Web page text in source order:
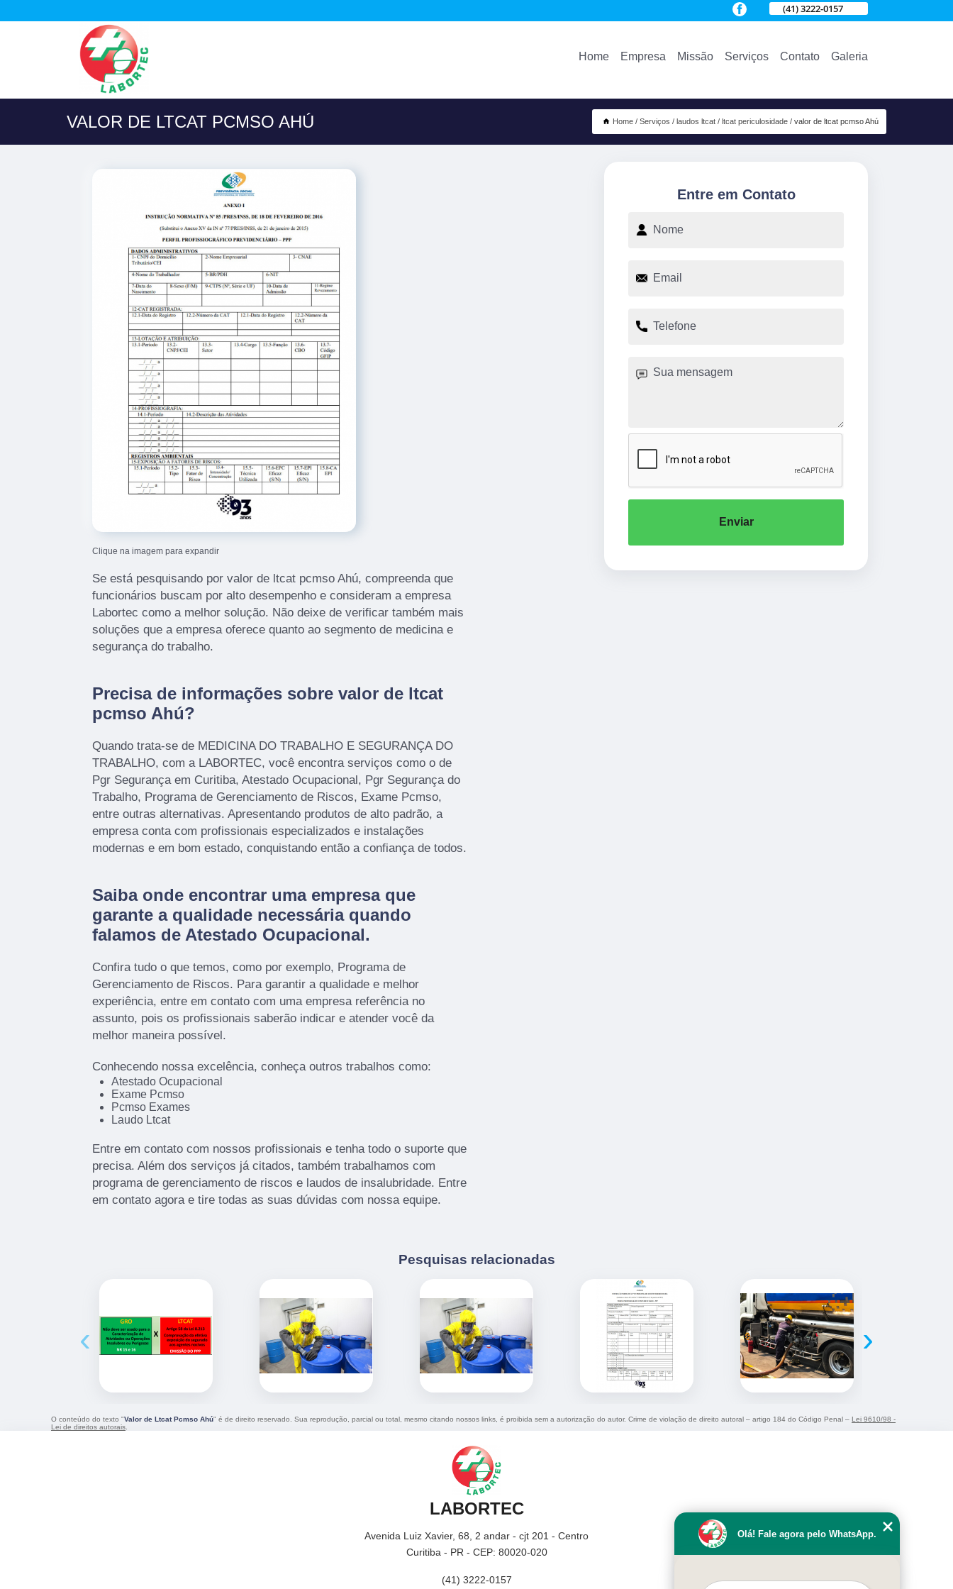
(41) 3222-0157
Home Empresa Missão Serviços Contato Galeria
VALOR DE LTCAT PCMSO AHÚ Home Serviços laudos ltcat ltcat periculosidade valor de ltcat pcmso Ahú
Clique na imagem para expandir
Se está pesquisando por valor de ltcat pcmso Ahú, compreenda que
funcionários buscam por alto desempenho e consideram a empresa
Labortec como a melhor solução. Não deixe de verificar também mais
soluções que a empresa oferece quanto ao segmento de medicina e
segurança do trabalho.
Precisa de informações sobre valor de ltcat
pcmso Ahú?
Quando trata-se de MEDICINA DO TRABALHO E SEGURANÇA DO
TRABALHO, com a LABORTEC, você encontra serviços como o de
Pgr Segurança em Curitiba, Atestado Ocupacional, Pgr Segurança do
Trabalho, Programa de Gerenciamento de Riscos, Exame Pcmso,
entre outras alternativas. Apresentando produtos de alto padrão, a
empresa conta com profissionais especializados e instalações
modernas e em bom estado, conquistando então a confiança de todos.
Saiba onde encontrar uma empresa que
garante a qualidade necessária quando
falamos de Atestado Ocupacional.
Confira tudo o que temos, como por exemplo, Programa de
Gerenciamento de Riscos. Para garantir a qualidade e melhor
experiência, entre em contato com uma empresa referência no
assunto, pois os profissionais saberão indicar e atender você da
melhor maneira possível.
Conhecendo nossa excelência, conheça outros trabalhos como:
Atestado Ocupacional
Exame Pcmso
Pcmso Exames
Laudo Ltcat
Entre em contato com nossos profissionais e tenha todo o suporte que
precisa. Além dos serviços já citados, também trabalhamos com
programa de gerenciamento de riscos e laudos de insalubridade. Entre
em contato agora e tire todas as suas dúvidas com nossa equipe.
Entre em Contato
Enviar
Pesquisas relacionadas
‹ ›
O conteúdo do texto "Valor de Ltcat Pcmso Ahú" é de direito reservado. Sua reprodução, parcial ou total, mesmo citando nossos links, é proibida sem a autorização do autor. Crime de violação de direito autoral – artigo 184 do Código Penal – Lei 9610/98 -
Lei de direitos autorais
LABORTEC
Avenida Luiz Xavier, 68, 2 andar - cjt 201 - Centro
Curitiba - PR - CEP: 80020-020
(41) 3222-0157
Olá! Fale agora pelo WhatsApp.